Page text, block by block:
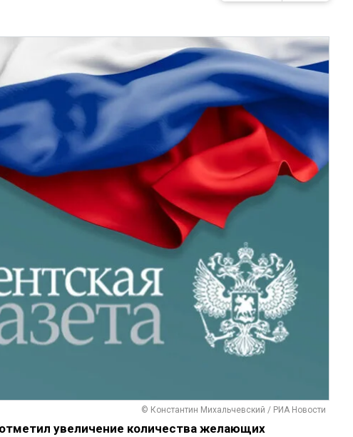
© Константин Михальчевский / РИА Новости
отметил увеличение количества желающих